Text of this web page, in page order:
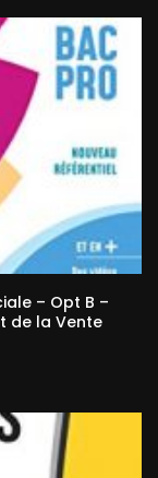
– Opt B –
de la Vente